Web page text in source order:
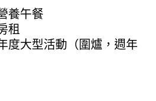
養午餐
租
度大型活動（圍爐，週年